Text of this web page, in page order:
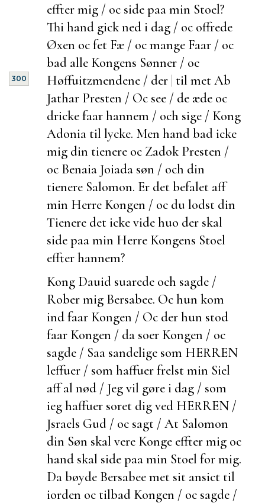
effter mig / oc side paa min Stoel?
Thi hand gick ned i dag / oc offrede
Øxen oc fet Fæ / oc mange Faar / oc
bad alle Kongens Sønner / oc
Høffuitzmendene / der |
300
til met Ab
Jathar Presten / Oc see / de æde oc
dricke faar hannem / och sige / Kong
Adonia til lycke. Men hand bad icke
mig din tienere oc Zadok Presten /
oc Benaia Joiada søn / och din
tienere Salomon. Er det befalet aff
min Herre Kongen / oc dulodst din
Tienere det icke vide huo der skal
side paa min Herre Kongens Stoel
effter hannem?
Kong Dauid suarede och sagde /
Rober mig Bersabee. Oc hun kom
ind faar Kongen / Oc der hun stod
faar Kongen / da soer Kongen / oc
sagde / Saa sandelige som HERREN
leffuer / som haffuer frelst min Siel
aff al nød / Jeg vil gøre i dag / som
ieg haffuer soret dig ved HERREN /
Jsraels Gud / oc sagt / At Salomon
din Søn skal vere Konge effter mig oc
hand skal side paa min Stoel for mig.
Da bøyde Bersabee met sit ansict til
iorden oc tilbad Kongen / oc sagde /